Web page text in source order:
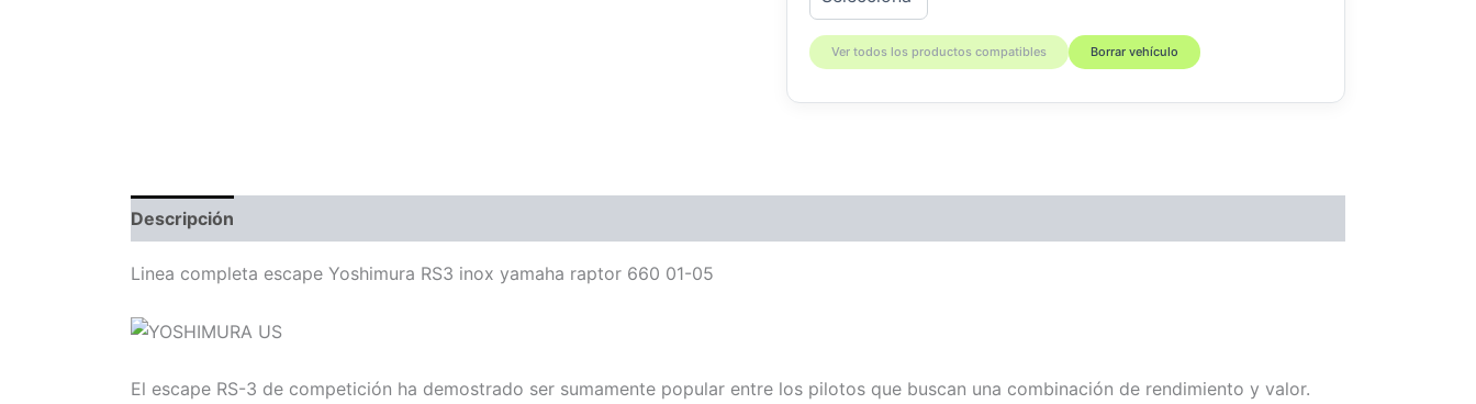
Ver todos los productos compatibles Borrar vehículo
Descripción
Linea completa escape Yoshimura RS3 inox yamaha raptor 660 01-05
El escape RS-3 de competición ha demostrado ser sumamente popular entre los pilotos que buscan una combinación de rendimiento y valor.